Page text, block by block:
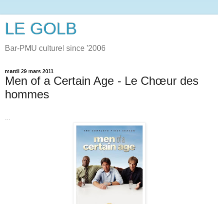
LE GOLB
Bar-PMU culturel since '2006
mardi 29 mars 2011
Men of a Certain Age - Le Chœur des
hommes
...